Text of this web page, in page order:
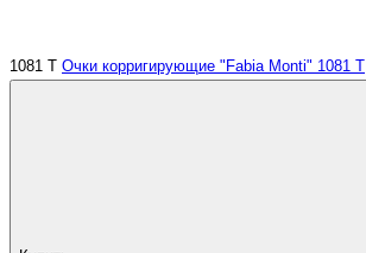
1081 Т Очки корригирующие "Fabia Monti" 1081 Т